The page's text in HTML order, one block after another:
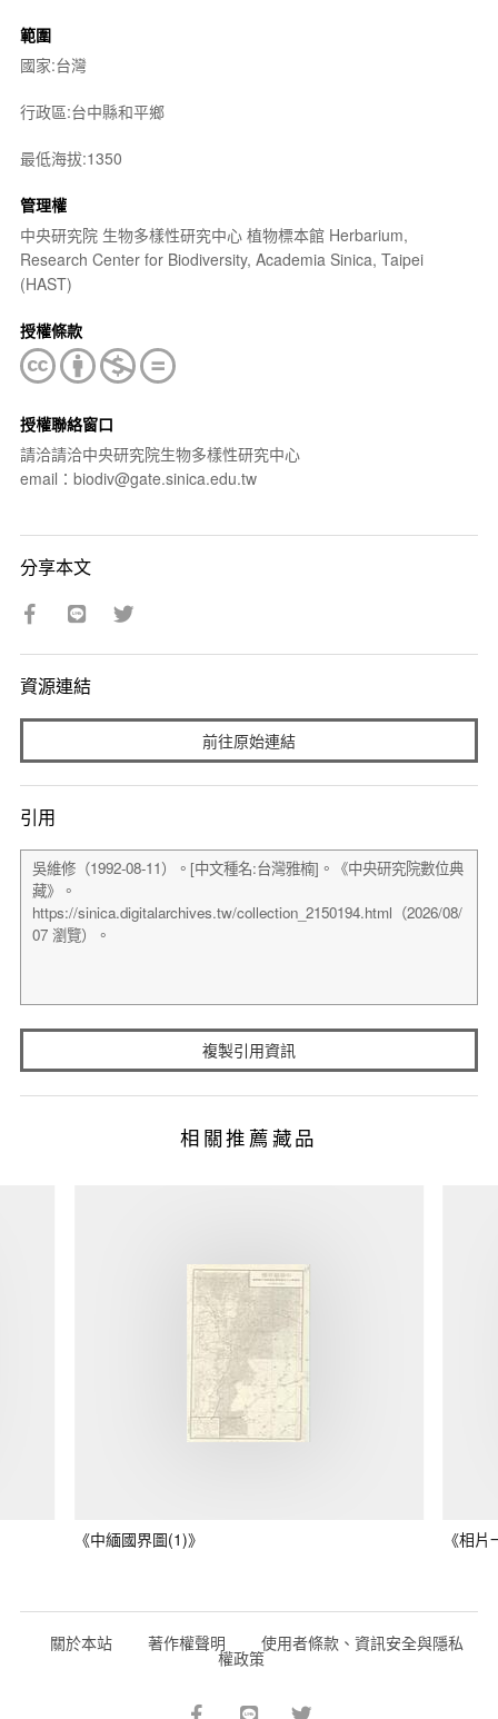
範圍
國家:台灣
行政區:台中縣和平鄉
最低海拔:1350
管理權
中央研究院 生物多樣性研究中心 植物標本館 Herbarium,
Research Center for Biodiversity, Academia Sinica, Taipei
(HAST)
授權條款
授權聯絡窗口
請洽請洽中央研究院生物多樣性研究中心
email：biodiv@gate.sinica.edu.tw
分享本文
資源連結
前往原始連結
引用
複製引用資訊
相關推薦藏品
《中緬國界圖(1)》 《相
關於本站 著作權聲明 使用者條款、資訊安全與隱私
權政策